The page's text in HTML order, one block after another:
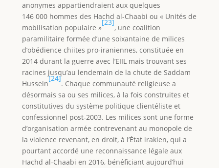
anonymes appartiendraient aux quelques
146 000 hommes des Hachd al-Chaabi ou « Unités de
mobilisation populaire »
[23]
, une coalition
paramilitaire formée d’une soixantaine de milices
d’obédience chiites pro-iraniennes, constituée en
2014 durant la guerre avec l’EIIL mais trouvant ses
racines jusqu’au lendemain de la chute de Saddam
Hussein
[24]
. Chaque communauté religieuse a
désormais sa ou ses milices, à la fois construites et
constitutives du système politique clientéliste et
confessionnel post-2003. Les milices sont une forme
d’organisation armée contrevenant au monopole de
la violence revenant, en droit, à l’État irakien, qui a
pourtant accordé une reconnaissance légale aux
Hachd al-Chaabi en 2016, bénéficiant aujourd’hui